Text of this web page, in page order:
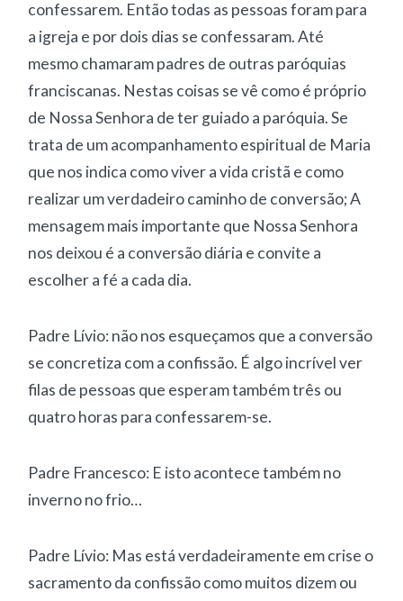
confessarem. Então todas as pessoas foram para
a igreja e por dois dias se confessaram. Até
mesmo chamaram padres de outras paróquias
franciscanas. Nestas coisas se vê como é próprio
de Nossa Senhora de ter guiado a paróquia. Se
trata de um acompanhamento espiritual de Maria
que nos indica como viver a vida cristã e como
realizar um verdadeiro caminho de conversão; A
mensagem mais importante que Nossa Senhora
nos deixou é a conversão diária e convite a
escolher a fé a cada dia.
Padre Lívio: não nos esqueçamos que a conversão
se concretiza com a confissão. É algo incrível ver
filas de pessoas que esperam também três ou
quatro horas para confessarem-se.
Padre Francesco: E isto acontece também no
inverno no frio…
Padre Lívio: Mas está verdadeiramente em crise o
sacramento da confissão como muitos dizem ou